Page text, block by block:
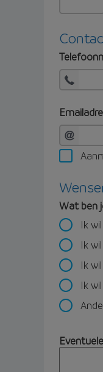
Wat ben
Ik
Ik
Ik
Ik